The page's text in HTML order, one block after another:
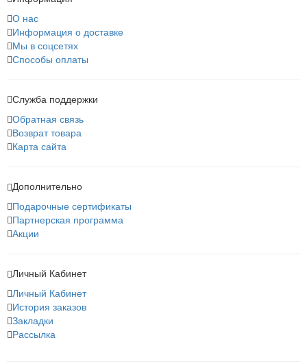
О нас
Информация о доставке
Мы в соцсетях
Способы оплаты
Служба поддержки
Обратная связь
Возврат товара
Карта сайта
Дополнительно
Подарочные сертификаты
Партнерская программа
Акции
Личный Кабинет
Личный Кабинет
История заказов
Закладки
Рассылка